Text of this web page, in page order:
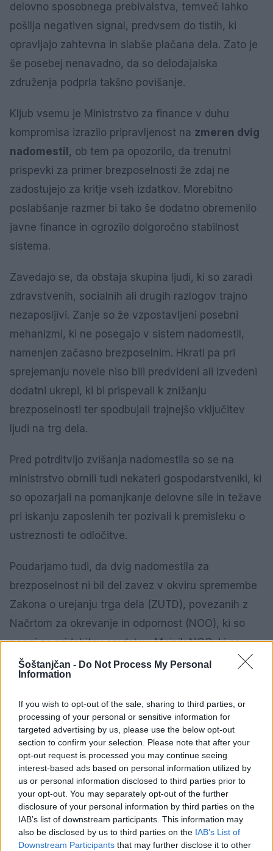
Šoštanjčan - Do Not Process My Personal
Information
If you wish to opt-out of the sale, sharing to third parties, or
processing of your personal or sensitive information for
targeted advertising by us, please use the below opt-out
section to confirm your selection. Please note that after your
opt-out request is processed you may continue seeing
interest-based ads based on personal information utilized by
us or personal information disclosed to third parties prior to
your opt-out. You may separately opt-out of the further
disclosure of your personal information by third parties on the
IAB’s list of downstream participants. This information may
also be disclosed by us to third parties on the IAB’s List of
Downstream Participants that may further disclose it to other
delovno sposobnega prebivalstva, temveč lahko
pošilja negativen signal, predvsem do tistih, ki
opravljajo zahtevna in slabše plačana dela. Zato je
še posebej nenavadno, da so delodajalska
združenja podprla takšno povišanje.
Kljub vsemu je Ministrstvo za finance v duhu
kompromisa izrazilo pripravljenost na zmeren dvig
nadomestil , ob tem pa opozorilo, da trenutni
prispevki za primer brezposelnosti že zdaj ne
zadostujejo za kritje vseh izdatkov. Morebitno
poslabšanje razmer bi tako še dodatno obremenilo
javne finance in ogrozilo dolgoročno stabilnost
sistema.
Zavedajo se, da obstaja skupina ljudi, ki so zaradi
zdravstvenih, socialnih ali drugih razlogov trajno
nezaposljivi. Zanje so že vzpostavljeni posebni
mehanizmi, ki ne posegajo v sistem nadomestil,
namenjen začasno brezposelnim. Hkrati pa pri
sprejemanju novele niso bili predvideni ali izvedeni
dodatni ukrepi, ki bi prispevali k znižanju
brezposelnosti ter spodbujali trajnejšo vključitev
ljudi na trg dela.
Pred potrditvijo zvišanja nadomestila so se na
ministrstvo obrnili tudi nekateri gospodarstveniki, ki
so opozarjali na pomanjkanje delovne sile in težave
pri iskanju zaposlenih ter pozivali k premisleku o
ustreznosti te odločitve.
Poudarjamo tudi, da dvig nadomestila za
brezposelnost ni bil del zavez v okviru spremembe
Zakona o urejanju trga dela (ZUTD), povezanih z
Načrtom za okrevanje in odpornost (NOO), ki so
pogoj za pridobitev sredstev. Mejnik NOO, ki se
nanaša na ZUTD, je usmerjen v ukrepe za
izboljšanje zavarovanja za primer brezposelnosti, s
ciljem spodbujanja daljše delovne dobe ter
zmanjšanja vrzeli med starostjo ob odhodu s trga
dela in zakonsko določenim upokojitvenim pragom.
Vir: Gov.si
GOSPODARSTVO